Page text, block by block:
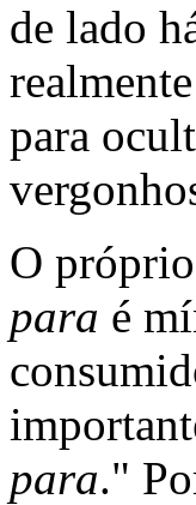
de lado
para
O
para é
para."